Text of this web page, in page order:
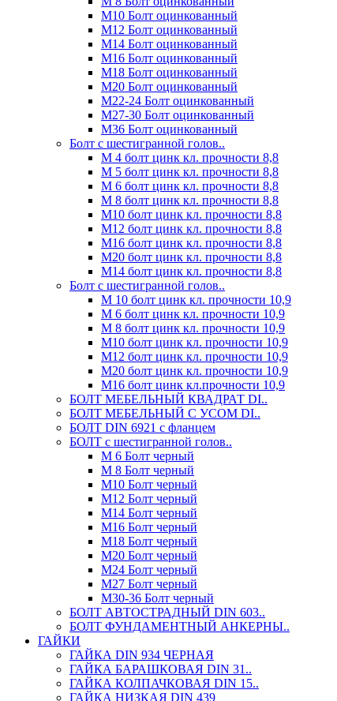
М10 Болт оцинкованный
М12 Болт оцинкованный
М14 Болт оцинкованный
М16 Болт оцинкованный
М18 Болт оцинкованный
М20 Болт оцинкованный
М22-24 Болт оцинкованный
М27-30 Болт оцинкованный
М36 Болт оцинкованный
Болт с шестигранной голов..
М 4 болт цинк кл. прочности 8,8
М 5 болт цинк кл. прочности 8,8
М 6 болт цинк кл. прочности 8,8
М 8 болт цинк кл. прочности 8,8
М10 болт цинк кл. прочности 8,8
М12 болт цинк кл. прочности 8,8
М16 болт цинк кл. прочности 8,8
М20 болт цинк кл. прочности 8,8
М14 болт цинк кл. прочности 8,8
Болт с шестигранной голов..
М 10 болт цинк кл. прочности 10,9
М 6 болт цинк кл. прочности 10,9
М 8 болт цинк кл. прочности 10,9
М10 болт цинк кл. прочности 10,9
М12 болт цинк кл. прочности 10,9
М20 болт цинк кл. прочности 10,9
М16 болт цинк кл.прочности 10,9
БОЛТ МЕБЕЛЬНЫЙ КВАДРАТ DI..
БОЛТ МЕБЕЛЬНЫЙ С УСОМ DI..
БОЛТ DIN 6921 c фланцем
БОЛТ с шестигранной голов..
М 6 Болт черный
М 8 Болт черный
М10 Болт черный
М12 Болт черный
М14 Болт черный
М16 Болт черный
М18 Болт черный
М20 Болт черный
М24 Болт черный
М27 Болт черный
М30-36 Болт черный
БОЛТ АВТОСТРАДНЫЙ DIN 603..
БОЛТ ФУНДАМЕНТНЫЙ АНКЕРНЫ..
ГАЙКИ
ГАЙКА DIN 934 ЧЕРНАЯ
ГАЙКА БАРАШКОВАЯ DIN 31..
ГАЙКА КОЛПАЧКОВАЯ DIN 15..
ГАЙКА НИЗКАЯ DIN 439